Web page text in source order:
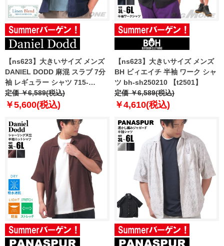
【ns623】大きいサイズ メンズ
DANIEL DODD 麻混 スラブ 7分
袖 レギュラー シャツ 715-
sh250105
定価 ￥6,589(税込)
￥5,600(税込)
【ns623】大きいサイズ メンズ
BH ビィエイチ 半袖 ワーク シャ
ツ bh-sh250210 【t2501】
定価 ￥6,589(税込)
￥4,610(税込)